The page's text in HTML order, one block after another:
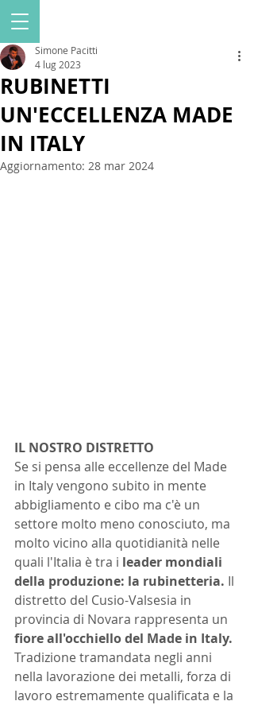
RUBINETTI
UN'ECCELLENZA MADE
IN ITALY
Simone Pacitti
4 lug 2023
Aggiornamento: 28 mar 2024
IL NOSTRO DISTRETTO
Se si pensa alle eccellenze del Made
in Italy vengono subito in mente
abbigliamento e cibo ma c'è un
settore molto meno conosciuto, ma
molto vicino alla quotidianità nelle
quali l'Italia è tra i leader mondiali
della produzione: la rubinetteria. Il
distretto del Cusio-Valsesia in
provincia di Novara rappresenta un
fiore all'occhiello del Made in Italy.
Tradizione tramandata negli anni
nella lavorazione dei metalli, forza di
lavoro estremamente qualificata e la